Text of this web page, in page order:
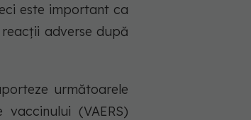
este important ca
adverse după
următoarele
(VAERS)